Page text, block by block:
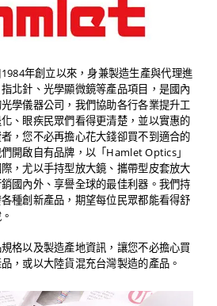
年創立以來，身兼製造生產與代理進
北針、光學顯微鏡等產品項目，是國內
學儀器公司，我們協助各行各業提升工
、眼疾民眾們看得更清楚，並以實惠的
，您不必再擔心花大錢卻買不到適合的
開啟自有品牌，以「Hamlet Optics」
，尤以手持型放大鏡、攜帶型皮套放大
國內外、享譽全球的最佳利器。我們持
種創新產品，期望每位民眾都能看得舒
格以及製造產地資訊，讓您不必擔心買
，或以大陸貨混充台灣製造的產品。